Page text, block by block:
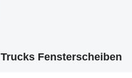
Fensterscheiben